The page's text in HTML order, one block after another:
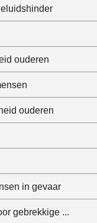
ouderen
ouderen
in gevaar
gebrekkige ...